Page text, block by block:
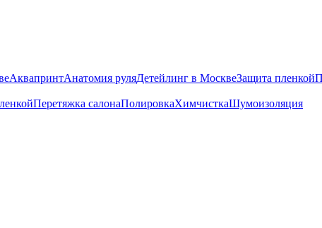
АквапринтАнатомия руляДетейлинг в МосквеЗащита пленкой
Перетяжка салонаПолировкаХимчисткаШумоизоляция